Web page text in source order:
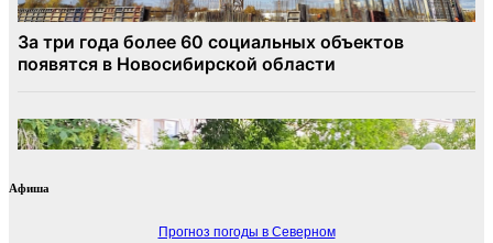
Афиша
Прогноз погоды в Северном